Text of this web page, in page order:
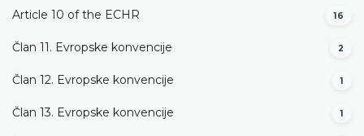
Article 10 of the ECHR 16
Član 11. Evropske konvencije 2
Član 12. Evropske konvencije 1
Član 13. Evropske konvencije 1